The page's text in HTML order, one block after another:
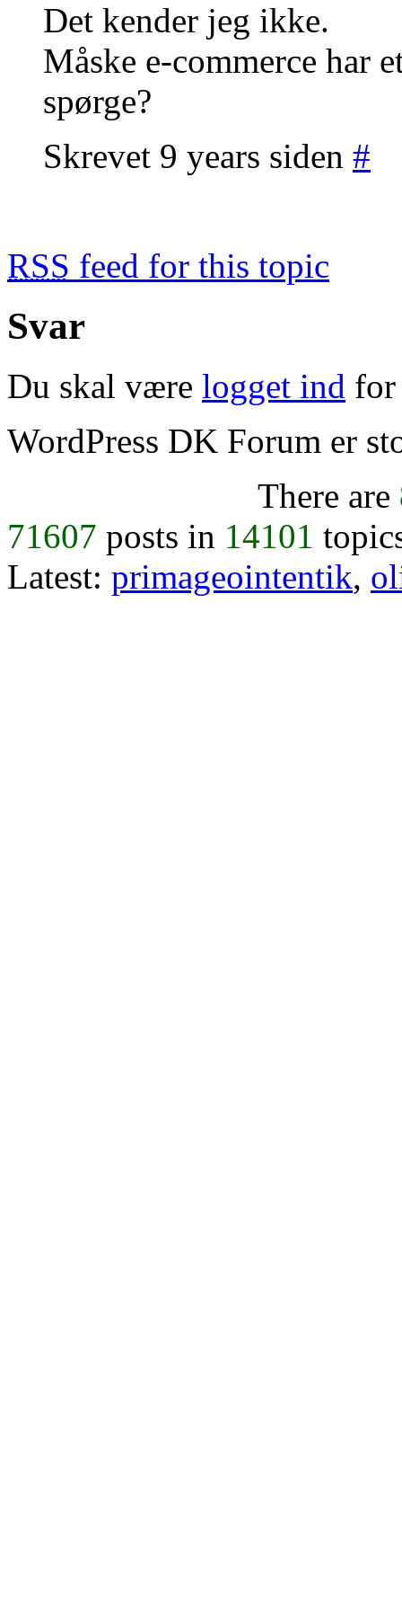
Det kender jeg ikke.
Måske e-commerce har
spørge?
Skrevet 9 years siden #
RSS feed for this topic
Svar
Du skal være logget ind for
WordPress DK Forum er
There are
71607 posts in 14101
Latest: primageointentik,